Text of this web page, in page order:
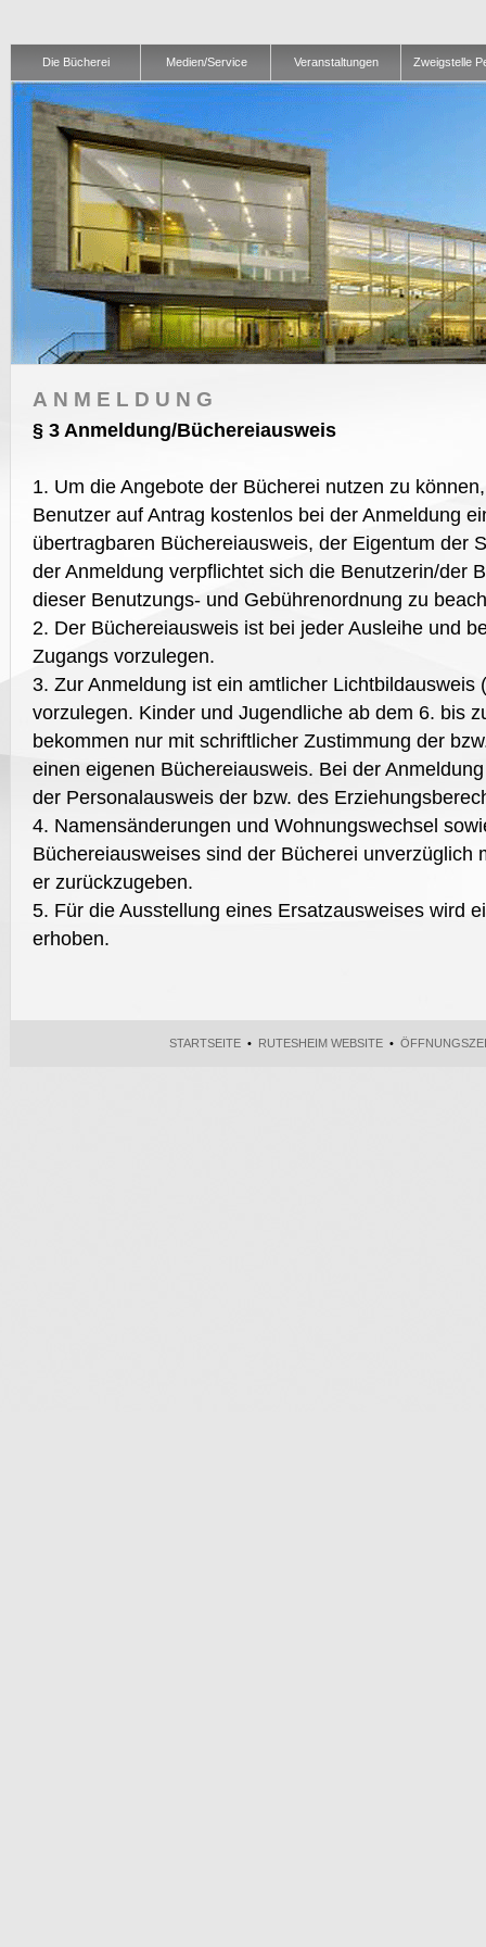
Die Bücherei Medien/Service Veranstaltungen Zweigstelle
ANMELDUNG
§ 3 Anmeldung/Büchereiausweis
1. Um die Angebote der Bücherei nutzen zu
Benutzer auf Antrag kostenlos bei der Anmeldung
übertragbaren Büchereiausweis, der Eigentum der
der Anmeldung verpflichtet sich die Benutzerin/der
dieser Benutzungs- und Gebührenordnung zu
2. Der Büchereiausweis ist bei jeder Ausleihe und
Zugangs vorzulegen.
3. Zur Anmeldung ist ein amtlicher Lichtbildausweis
vorzulegen. Kinder und Jugendliche ab dem 6. bis
bekommen nur mit schriftlicher Zustimmung der
einen eigenen Büchereiausweis. Bei der
der Personalausweis der bzw. des
4. Namensänderungen und Wohnungswechsel
Büchereiausweises sind der Bücherei unverzüglich
er zurückzugeben.
5. Für die Ausstellung eines Ersatzausweises wird
erhoben.
STARTSEITE • RUTESHEIM WEBSITE •